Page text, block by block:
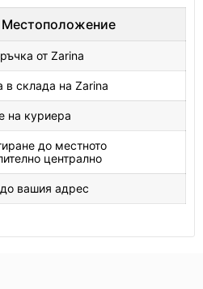
Местоположение
от Zarina
в склада на Zarina
на куриера
до местното
централно
вашия адрес